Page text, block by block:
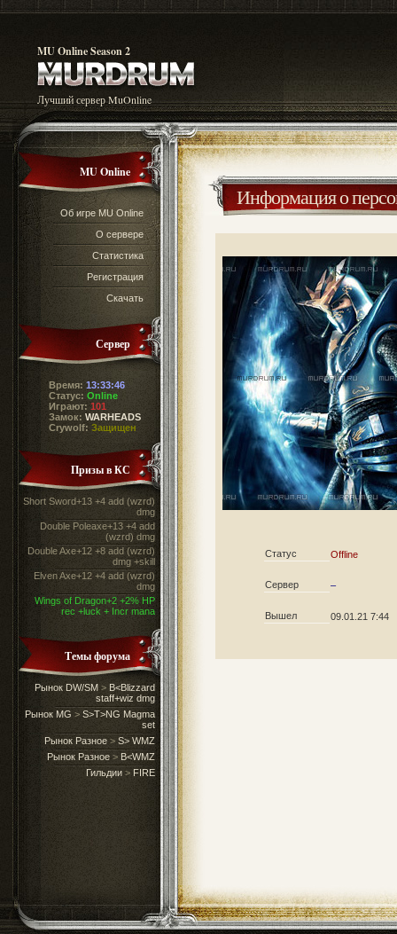
MU Online Season 2
Лучший сервер MuOnline
MU Online
Об игре MU Online
О сервере
Статистика
Регистрация
Скачать
Сервер
Время: 13:33:46
Статус: Online
Играют: 101
Замок: WARHEADS
Crywolf: Защищен
Призы в КС
Short Sword+13 +4 add (wzrd)
dmg
Double Poleaxe+13 +4 add
(wzrd) dmg
Double Axe+12 +8 add (wzrd)
dmg +skill
Elven Axe+12 +4 add (wzrd)
dmg
Wings of Dragon+2 +2% HP
rec +luck + Incr mana
Темы форума
Рынок DW/SM > B<Blizzard
staff+wiz dmg
Рынок MG > S>T>NG Magma
set
Рынок Разное > S> WMZ
Рынок Разное > B<WMZ
Гильдии > FIRE
Информация о
Статус Offline
Сервер –
Вышел 09.01.21 7:44